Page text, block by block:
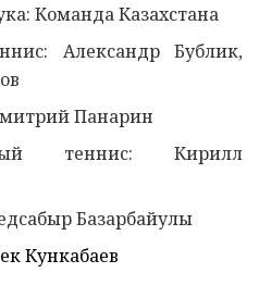
Команда Казахстана
Александр Бублик,
Панарин
теннис: Кирилл
Базарбайулы
Кункабаев